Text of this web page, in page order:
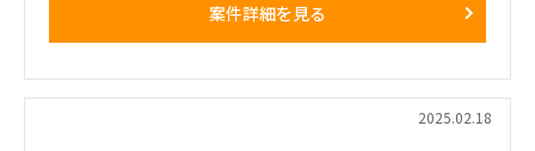
・エンドクライアント側から要望（キーワード）が出た際に、
案件詳細を見る
2025.02.18